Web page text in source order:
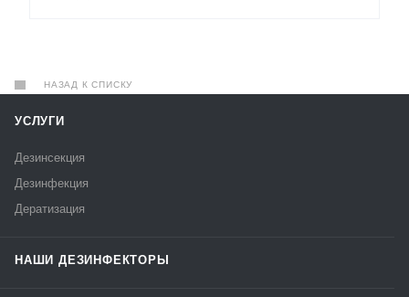
НАЗАД К СПИСКУ
УСЛУГИ
Дезинсекция
Дезинфекция
Дератизация
НАШИ ДЕЗИНФЕКТОРЫ